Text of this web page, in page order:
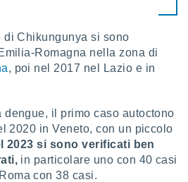
di Chikungunya si sono
Romagna nella zona di
, poi nel 2017 nel Lazio e in
dengue, il primo caso autoctono
2020 in Veneto, con un piccolo
2023 si sono verificati ben
in particolare uno con 40 casi
con 38 casi.